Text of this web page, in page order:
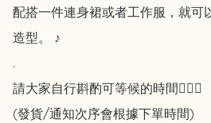
配搭一件連身裙或者工作服，就
造型。 ♪
.
請大家自行斟酌可等候的時間🙇🏻‍♀️
(發貨/通知次序會根據下單時間)